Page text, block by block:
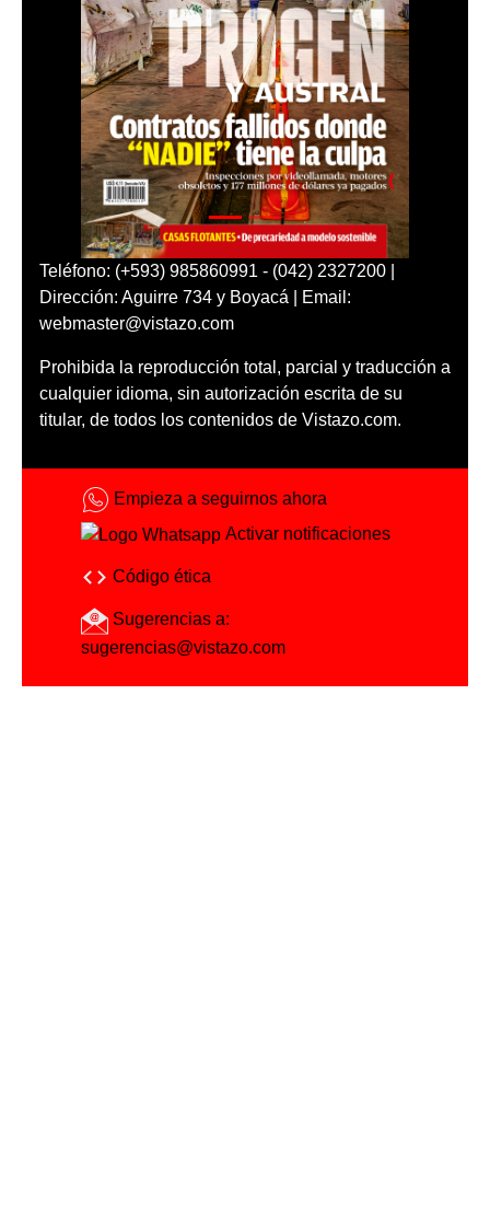
Teléfono: (+593) 985860991 - (042) 2327200 |
Dirección: Aguirre 734 y Boyacá | Email:
webmaster@vistazo.com
Prohibida la reproducción total, parcial y traducción a
cualquier idioma, sin autorización escrita de su
titular, de todos los contenidos de Vistazo.com.
Empieza a seguirnos ahora
Activar notificaciones
Código ética
Sugerencias a:
sugerencias@vistazo.com